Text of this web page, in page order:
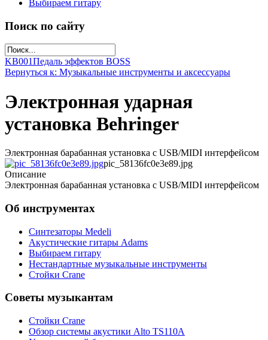
Выбираем гитару
Поиск по сайту
KB001Педаль эффектов BOSS
Вернуться к: Музыкальные инструменты и аксессуары
Электронная ударная
установка Behringer
Электронная барабанная установка с USB/MIDI интерфейсом
pic_58136fc0e3e89.jpg
Описание
Электронная барабанная установка с USB/MIDI интерфейсом
Об инструментах
Синтезаторы Мedeli
Акустические гитары Adams
Выбираем гитару
Нестандартные музыкальные инструменты
Стойки Crane
Советы музыкантам
Стойки Crane
Обзор системы акустики Alto TS110A